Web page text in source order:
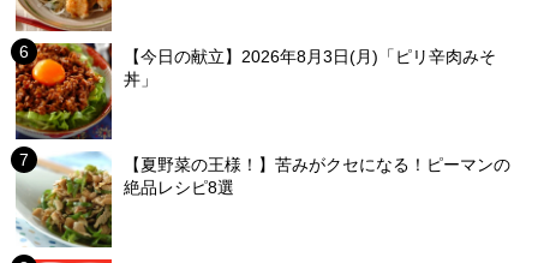
【今日の献立】2026年8月3日(月)「ピリ辛肉みそ
丼」
【夏野菜の王様！】苦みがクセになる！ピーマンの
絶品レシピ8選